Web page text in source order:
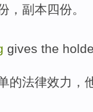
，副本四份。
gives the
的法律效力，